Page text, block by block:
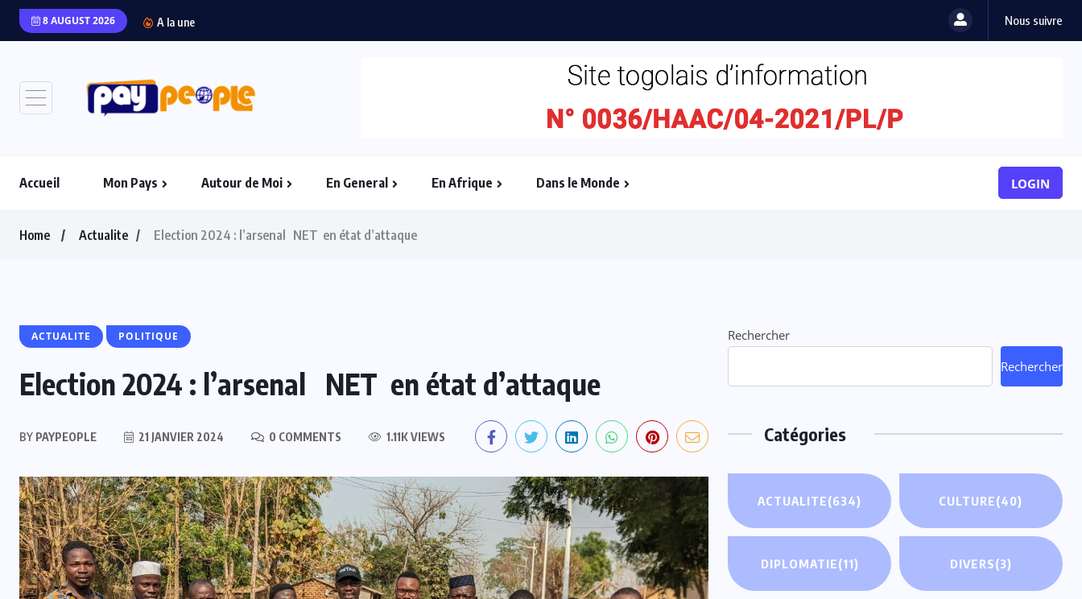
8 AUGUST 2026 A la une Nous suivre
Accueil Mon Pays Autour de Moi En General En Afrique Dans le Monde LOGIN
Home Actualite Election 2024 : l’arsenal NET en état d’attaque
ACTUALITE POLITIQUE
Election 2024 : l’arsenal NET en état d’attaque
BY PAYPEOPLE 21 JANVIER 2024 0 COMMENTS 1.11K VIEWS
Rechercher
Rechercher
Catégories
ACTUALITE(634) CULTURE(40)
DIPLOMATIE(11) DIVERS(3)